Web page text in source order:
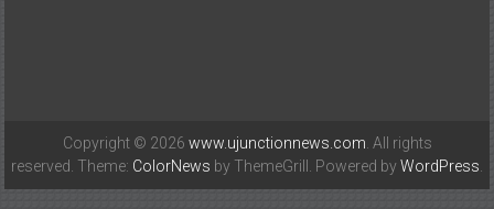
Copyright © 2026 www.ujunctionnews.com . All rights
reserved. Theme: ColorNews by ThemeGrill. Powered byWordPress